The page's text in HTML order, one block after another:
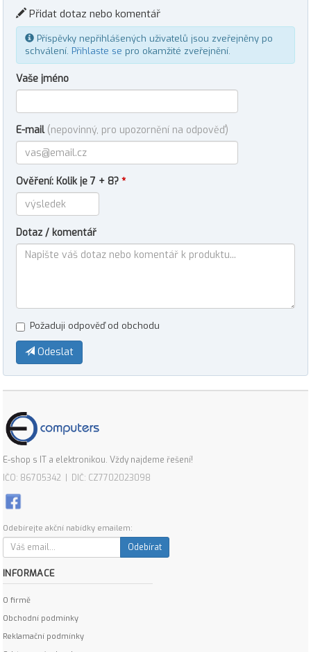
Přidat dotaz nebo komentář
Příspěvky nepřihlášených uživatelů jsou zveřejněny po
schválení. Přihlaste se pro okamžité zveřejnění.
Vaše jméno
E-mail (nepovinný, pro upozornění na odpověď)
Ověření: Kolik je 7 + 8? *
Dotaz / komentář
Požaduji odpověď od obchodu
Odeslat
E-shop s IT a elektronikou. Vždy najdeme řešení!
IČO: 86705342 | DIČ: CZ7702023098
Odebírejte akční nabídky emailem:
Odebírat
INFORMACE
O firmě
Obchodní podmínky
Reklamační podmínky